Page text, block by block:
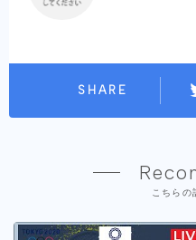
SHARE
こちらの